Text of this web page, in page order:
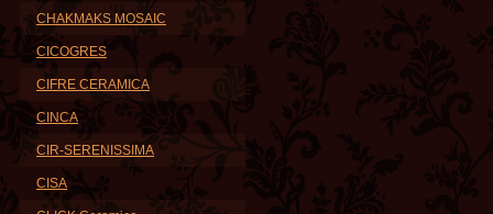
CHAKMAKS MOSAIC
CICOGRES
CIFRE CERAMICA
CINCA
CIR-SERENISSIMA
CISA